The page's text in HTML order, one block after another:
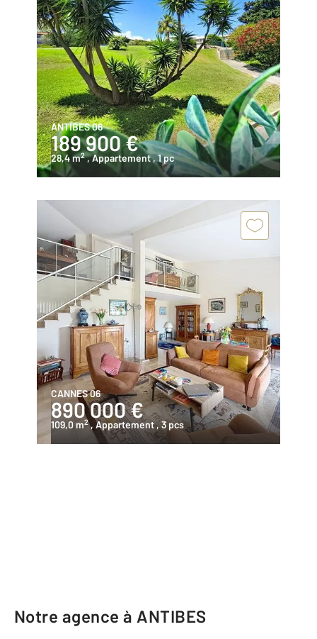
ANTIBES 06
189 900 €
28,4 m2 , Appartement, 1 pc
CANNES 06
890 000 €
109,0 m2 , Appartement, 3 pcs
Notre agence à ANTIBES